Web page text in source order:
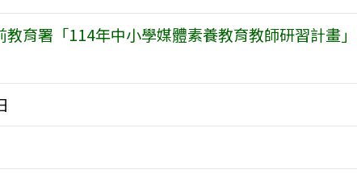
教育署「114年中小學媒體素養教育教師研習計畫